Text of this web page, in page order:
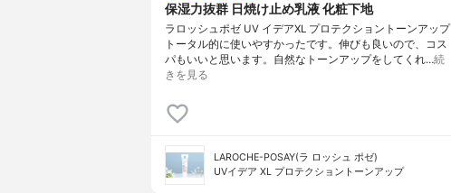
保湿力抜群 日焼け止め乳液 化粧下地
ラロッシュポゼ UV イデアXL プロテクショントーンアップ
トータル的に使いやすかったです。伸びも良いので、コス
パもいいと思います。自然なトーンアップをしてくれ…続
きを見る
LAROCHE-POSAY(ラ ロッシュ ポゼ)
UVイデア XL プロテクショントーンアップ